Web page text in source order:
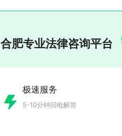
合肥专业法律咨询平台
极速服务
5-10分钟回电解答